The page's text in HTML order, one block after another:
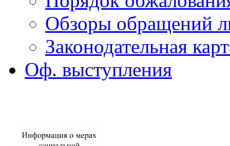
Обзоры обращений
Законодательная
Оф. выступления